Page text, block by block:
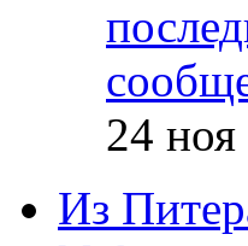
24
Из